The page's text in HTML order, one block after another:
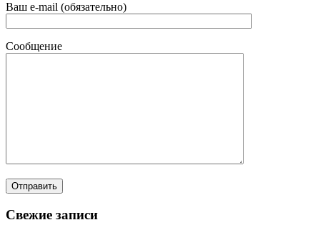
Ваш e-mail (обязательно)
Сообщение
Свежие записи